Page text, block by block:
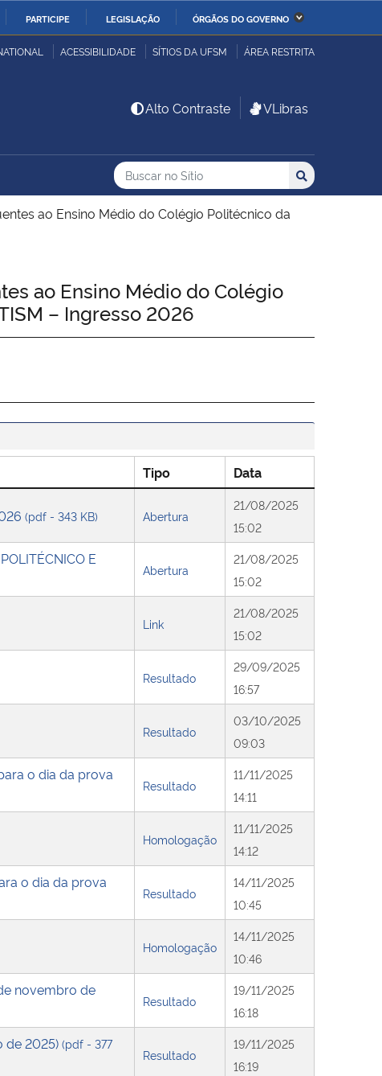
PARTICIPE LEGISLAÇÃO ÓRGÃOS DO GOVERNO
Ministério da Economia Ministério da Infraestrutura
Ministério da Ciência,
Tecnologia, Inovações e
Família e dos Direitos
ACESSIBILIDADE SÍTIOS DA UFSM ÁREA RESTRITA
Alto Contraste VLibras
Busca
Buscar no no Sítio
Busca: Buscar
ao Ensino Médio do Colégio Politécnico da
ao Ensino Médio do Colégio
– Ingresso 2026
Tipo Data
(pdf - 343 KB) Abertura
21/08/2025
15:02
E
Abertura
21/08/2025
15:02
Link
21/08/2025
15:02
Resultado
29/09/2025
16:57
Resultado
03/10/2025
09:03
o dia da prova
Resultado
11/11/2025
14:11
Homologação
11/11/2025
14:12
o dia da prova
Resultado
14/11/2025
10:45
Homologação
14/11/2025
10:46
novembro de
Resultado
19/11/2025
16:18
de 2025) (pdf - 377
Resultado
19/11/2025
16:19